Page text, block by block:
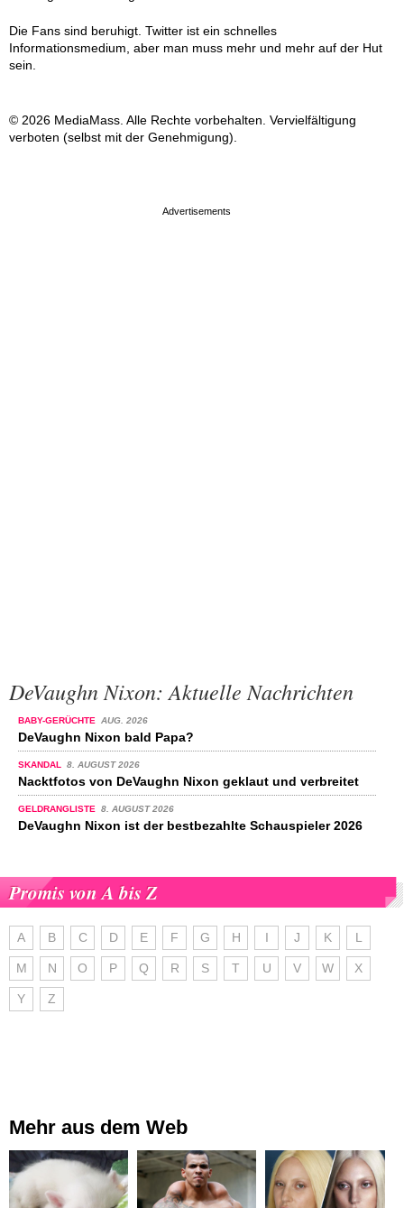
Die Fans sind beruhigt. Twitter ist ein schnelles
Informationsmedium, aber man muss mehr und mehr auf der Hut
sein.
© 2026 MediaMass. Alle Rechte vorbehalten. Vervielfältigung
verboten (selbst mit der Genehmigung).
DeVaughn Nixon: Aktuelle Nachrichten
BABY-GERÜCHTE AUG. 2026
DeVaughn Nixon bald Papa?
SKANDAL 8. AUGUST 2026
Nacktfotos von DeVaughn Nixon geklaut und verbreitet
GELDRANGLISTE 8. AUGUST 2026
DeVaughn Nixon ist der bestbezahlte Schauspieler 2026
Promis von A bis Z
A B C D E F G H I J K L
M N O P Q R S T U V W X
Y Z
Mehr aus dem Web